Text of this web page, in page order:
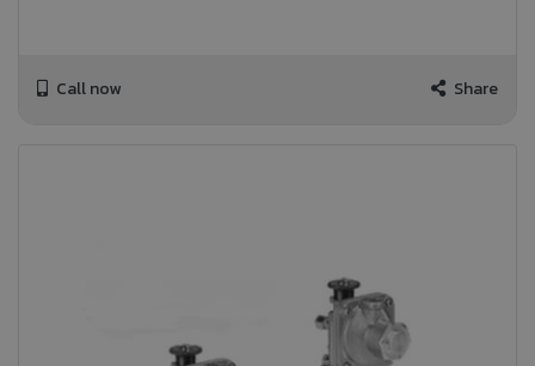
Call now Share